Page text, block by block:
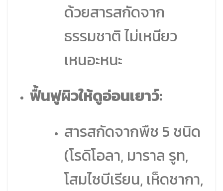
ด้วยสารสกัดจาก
ธรรมชาติ ไม่เหนียว
เหนอะหนะ
ฟื้นฟูผิวให้ดูอ่อนเยาว์:
สารสกัดจากพืช 5 ชนิด
(โรดิโอลา, มาราล รูท,
โสมไซบีเรียน, เห็ดชากา,